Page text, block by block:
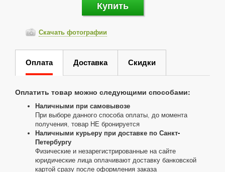
Купить
Скачать фотографии
Оплата Доставка Скидки
Оплатить товар можно следующими способами:
Наличными при самовывозе
При выборе данного способа оплаты, до момента
получения, товар НЕ бронируется
Наличными курьеру при доставке по Санкт-
Петербургу
Физические и незарегистрированные на сайте
юридические лица оплачивают доставку банковской
картой сразу после оформления заказа